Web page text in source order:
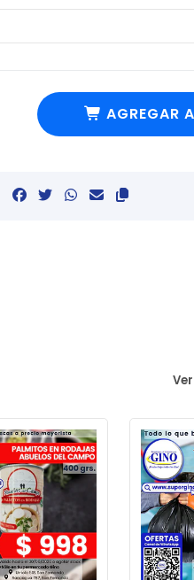
AGREGAR